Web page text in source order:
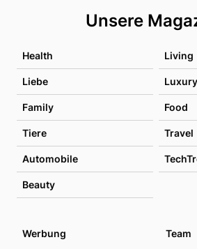
Unsere
Health Living
Liebe Luxury
Family Food
Tiere Travel
Automobile
Beauty
Werbung Team